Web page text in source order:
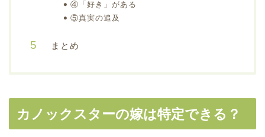
④「好き」がある
⑤真実の追及
まとめ
カノックスターの嫁は特定できる？